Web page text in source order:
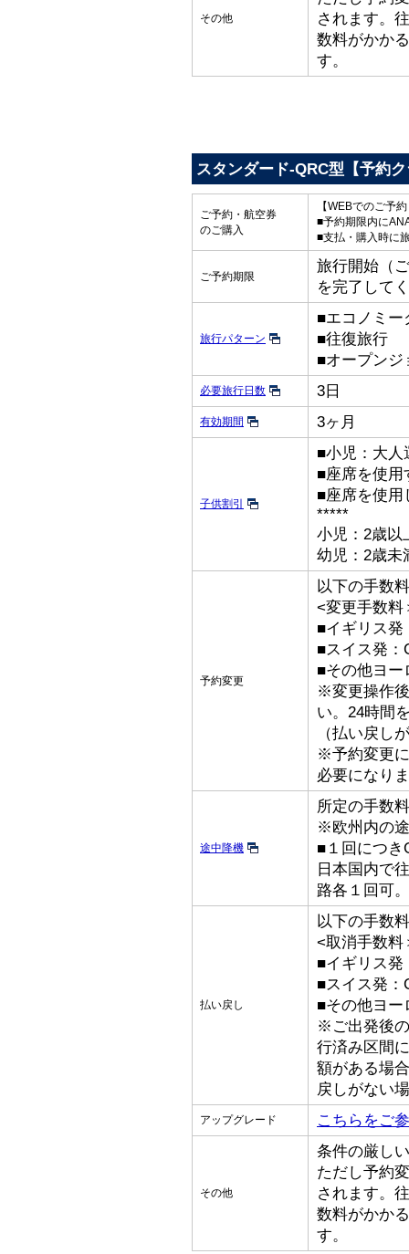
その他
されます。
数料がかか
す。
スタンダード-QRC型【予約
ご予約・航空券
のご購入
【WEBでのご予
■予約期限内に
■支払・購入時に
ご予約期限
旅行開始（
を完了して
旅行パターン
■エコノミー
■往復旅行
■オープンジ
必要旅行日数 3日
有効期間 3ヶ月
子供割引
■小児：大人
■座席を使用
■座席を使用
*****
小児：2歳以
幼児：2歳未
予約変更
以下の手数
<変更手数料
■イギリス発
■スイス発：
■その他ヨー
※変更操作
い。24時間
（払い戻し
※予約変更
必要になり
途中降機
所定の手数
※欧州内の
■１回につき
日本国内で
路各１回可。
払い戻し
以下の手数
<取消手数料
■イギリス発
■スイス発：
■その他ヨー
※ご出発後
行済み区間
額がある場
戻しがない
アップグレード こちらをご
その他
条件の厳し
ただし予約
されます。
数料がかか
す。